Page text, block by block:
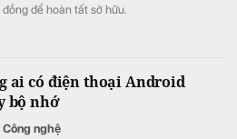
đồng để hoàn tất sở hữu.
ai có điện thoại Android
bộ nhớ
Công nghệ